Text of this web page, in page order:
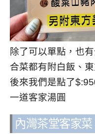
除了可以單點，也
合菜都有附白飯、
後來我們是點了
一道客家湯圓
內灣茶堂客家菜